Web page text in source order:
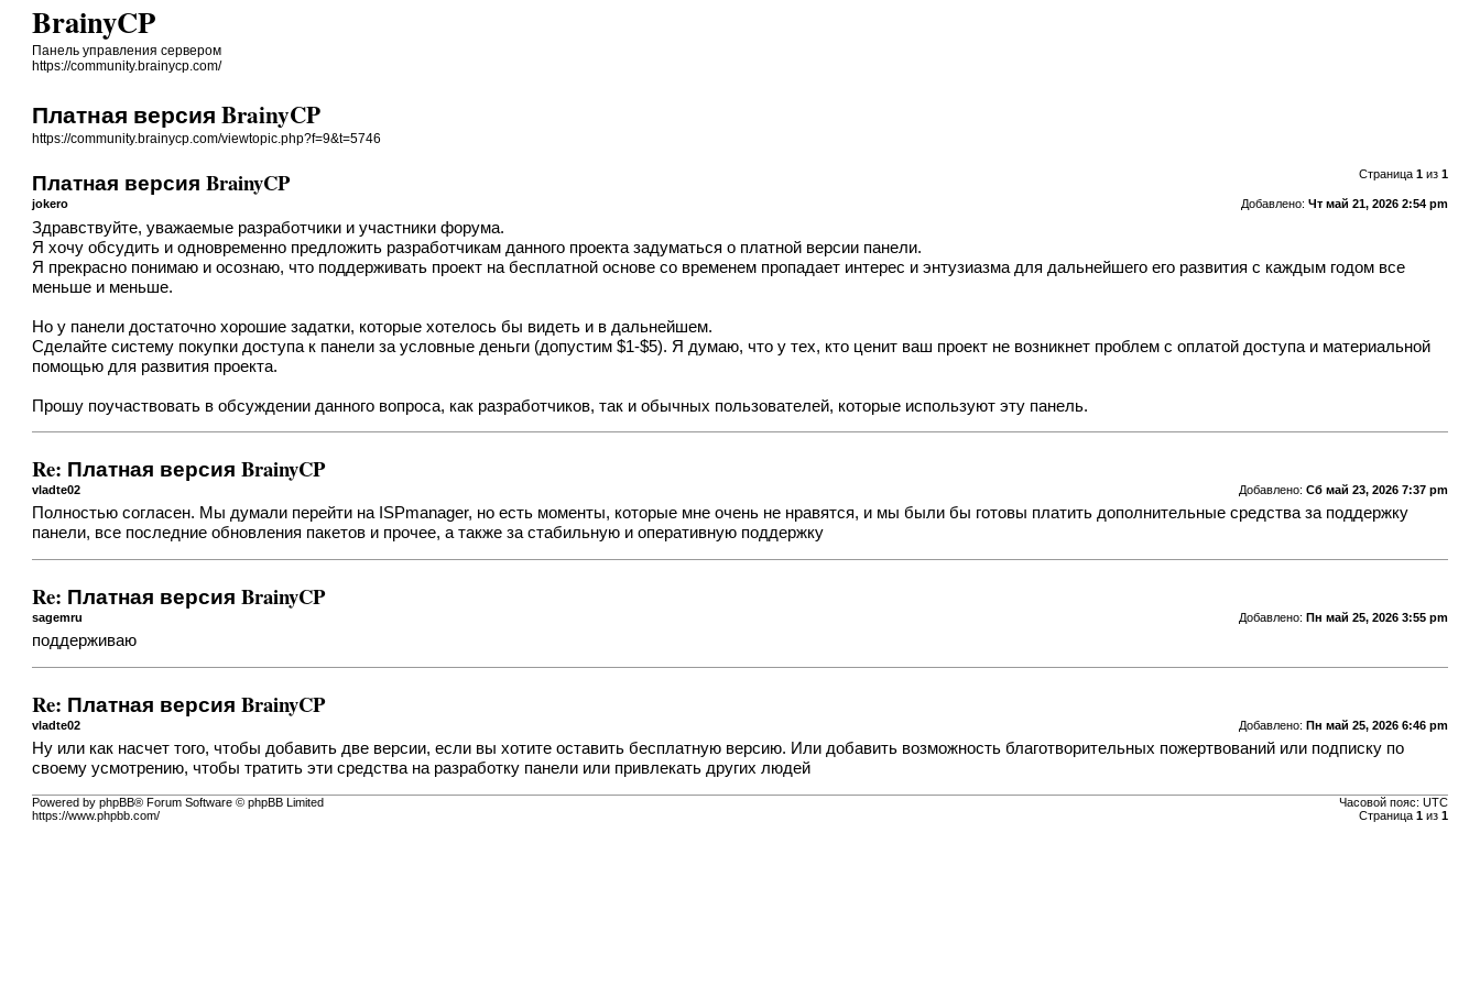
BrainyCP
Панель управления сервером
https://community.brainycp.com/
Платная версия BrainyCP
https://community.brainycp.com/viewtopic.php?f=9&t=5746
Страница 1из 1
Платная версия BrainyCP
Добавлено: Чт май 21, 2026 2:54 pm
jokero
Здравствуйте, уважаемые разработчики и участники форума.
Я хочу обсудить и одновременно предложить разработчикам данного проекта задуматься о платной версии панели.
Я прекрасно понимаю и осознаю, что поддерживать проект на бесплатной основе со временем пропадает интерес и энтузиазма для дальнейшего его развития с каждым годом все
меньше и меньше.
Но у панели достаточно хорошие задатки, которые хотелось бы видеть и в дальнейшем.
Сделайте систему покупки доступа к панели за условные деньги (допустим $1-$5). Я думаю, что у тех, кто ценит ваш проект не возникнет проблем с оплатой доступа и материальной
помощью для развития проекта.
Прошу поучаствовать в обсуждении данного вопроса, как разработчиков, так и обычных пользователей, которые используют эту панель.
Re: Платная версия BrainyCP
Добавлено: Сб май 23, 2026 7:37 pm
vladte02
Полностью согласен. Мы думали перейти на ISPmanager, но есть моменты, которые мне очень не нравятся, и мы были бы готовы платить дополнительные средства за поддержку
панели, все последние обновления пакетов и прочее, а также за стабильную и оперативную поддержку
Re: Платная версия BrainyCP
Добавлено: Пн май 25, 2026 3:55 pm
sagemru
поддерживаю
Re: Платная версия BrainyCP
Добавлено: Пн май 25, 2026 6:46 pm
vladte02
Ну или как насчет того, чтобы добавить две версии, если вы хотите оставить бесплатную версию. Или добавить возможность благотворительных пожертвований или подписку по
своему усмотрению, чтобы тратить эти средства на разработку панели или привлекать других людей
Часовой пояс: UTC
Страница 1из 1
Powered by phpBB® Forum Software © phpBB Limited
https://www.phpbb.com/